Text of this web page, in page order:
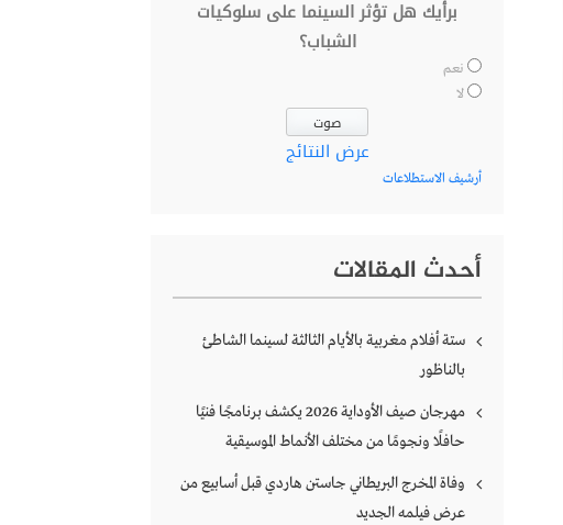
برأيك هل تؤثر السينما على سلوكيات
الشباب؟
نعم
لا
عرض النتائج
أرشيف الاستطلاعات
أحدث المقالات
ستة أفلام مغربية بالأيام الثالثة لسينما الشاطئ
بالناظور
مهرجان صيف الأوداية 2026 يكشف برنامجًا فنيًا
حافلًا ونجومًا من مختلف الأنماط الموسيقية
وفاة المخرج البريطاني جاستن هاردي قبل أسابيع من
عرض فيلمه الجديد